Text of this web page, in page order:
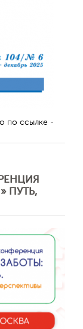
по ссылке -
ПУТЬ,